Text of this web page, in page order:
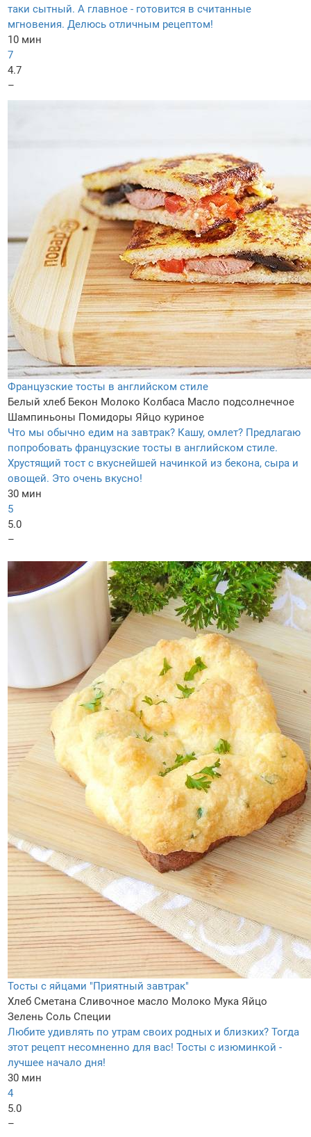
таки сытный. А главное - готовится в считанные
мгновения. Делюсь отличным рецептом!
10 мин
7
4.7
–
Французские тосты в английском стиле
Белый хлеб Бекон Молоко Колбаса Масло подсолнечное
Шампиньоны Помидоры Яйцо куриное
Что мы обычно едим на завтрак? Кашу, омлет? Предлагаю
попробовать французские тосты в английском стиле.
Хрустящий тост с вкуснейшей начинкой из бекона, сыра и
овощей. Это очень вкусно!
30 мин
5
5.0
–
Тосты с яйцами "Приятный завтрак"
Хлеб Сметана Сливочное масло Молоко Мука Яйцо
Зелень Соль Специи
Любите удивлять по утрам своих родных и близких? Тогда
этот рецепт несомненно для вас! Тосты с изюминкой -
лучшее начало дня!
30 мин
4
5.0
–